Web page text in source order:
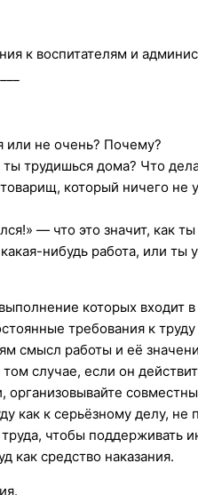
к воспитателям и
или не очень? Почему?
трудишься дома? Что
который ничего не
— что это значит, как
нибудь работа, или ты
которых входит
требования к
смысл работы и её
случае, если он
организовывайте
как к серьёзному делу,
чтобы поддерживать
как средство наказания.